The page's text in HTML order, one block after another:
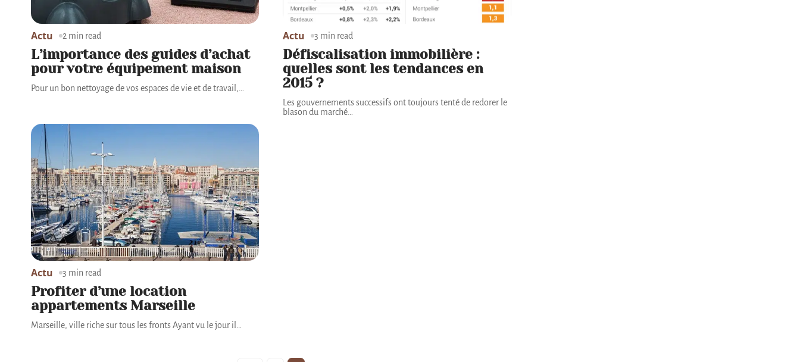
L’importance des guides d’achat
pour votre équipement maison
Pour un bon nettoyage de vos espaces de vie et de travail,
Actu 2 min read
Défiscalisation immobilière :
quelles sont les tendances en
2015 ?
Les gouvernements successifs ont toujours tenté de redorer le
blason du marché
Actu 3 min read
Profiter d’une location
appartements Marseille
Marseille, ville riche sur tous les fronts Ayant vu le jour il
Actu 3 min read